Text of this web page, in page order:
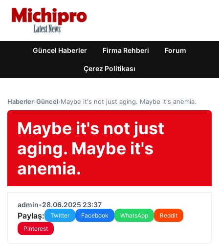
Güncel Haberler Firma Rehberi Forum
Çerez Politikası
Haberler›Güncel›Maybe it's not just aging. Maybe it's anemia.
Maybe it's not just
aging. Maybe it's
anemia.
admin•28.06.2025 23:37
Paylaş: Twitter Facebook WhatsApp
Reddit
Pinterest